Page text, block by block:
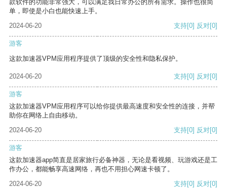
款软件的功能非常强大，可以满足我日常办公的所有需求。操作也很简
单，即使是小白也能快速上手。
2024-06-20
支持[0] 反对[0]
游客
这款加速器VPM应用程序提供了顶级的安全性和隐私保护。
2024-06-20 支持[0] 反对[0]
游客
这款加速器VPM应用程序可以给你提供最高速度和安全性的连接，并帮
助你在网络上自由移动。
2024-06-20
支持[0] 反对[0]
游客
这款加速器app简直是居家旅行必备神器，无论是看视频、玩游戏还是工
作办公，都能畅享高速网络，再也不用担心网速卡顿了。
2024-06-20
支持[0] 反对[0]